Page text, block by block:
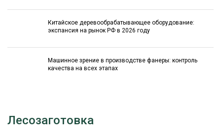
Китайское деревообрабатывающее оборудование:
экспансия на рынок РФ в 2026 году
Машинное зрение в производстве фанеры: контроль
качества на всех этапах
Лесозаготовка